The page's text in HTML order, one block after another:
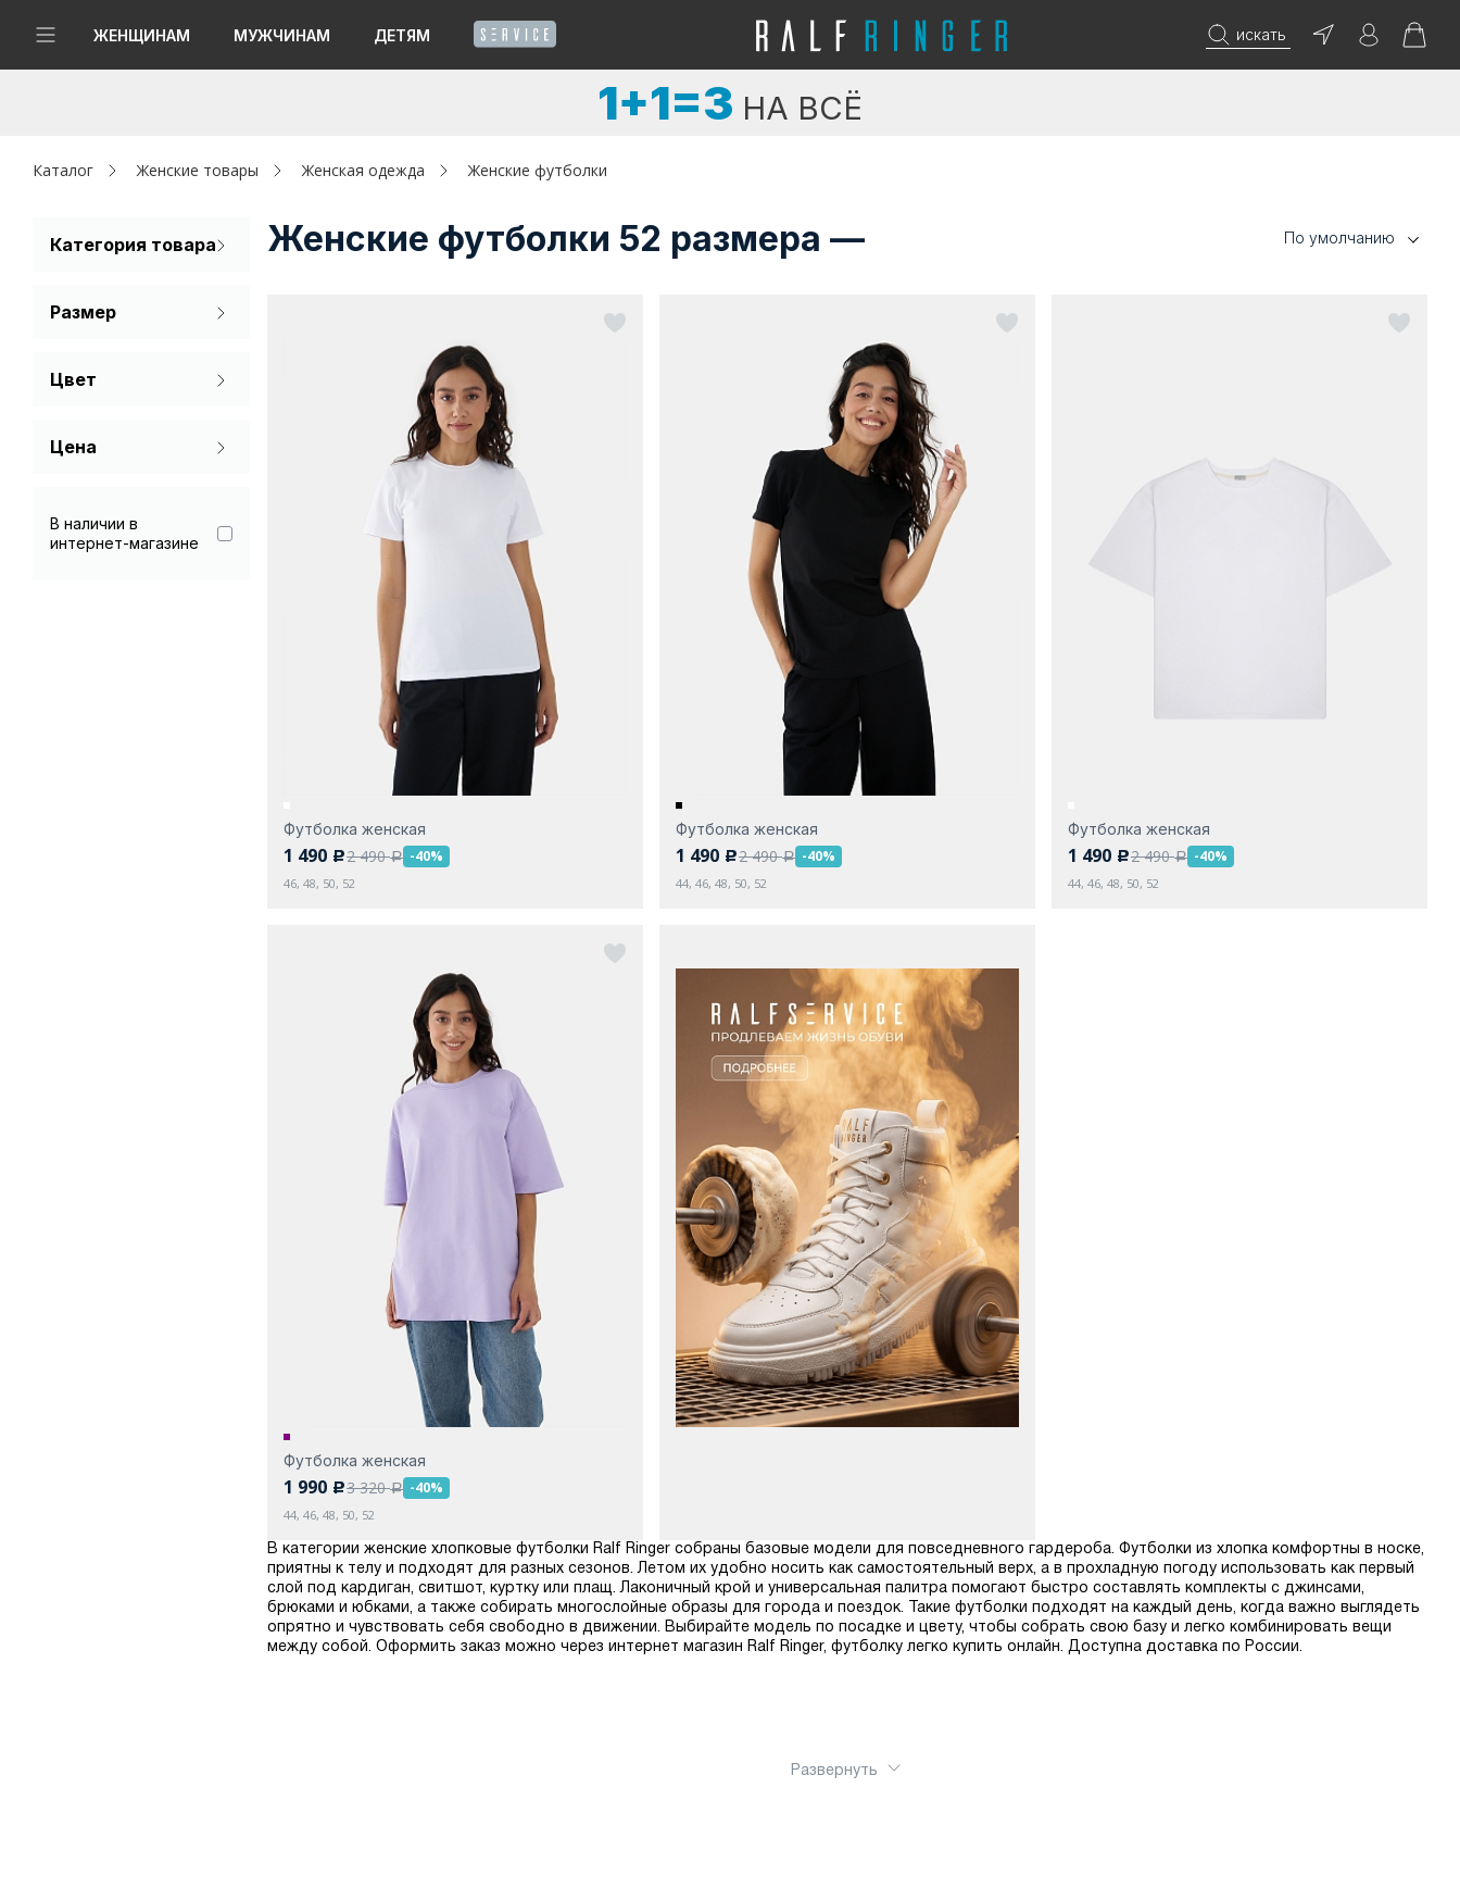
ЖЕНЩИНАМ МУЖЧИНАМ ДЕТЯМ искать
Женщинам
Капсула
Аутлет
1+1=3 НА ВСЁ
Каталог Женские товары Женская одежда Женские футболки
Категория товара
Размер
50
Цвет
Цена
В наличии в
интернет-магазине
Женские футболки 52 размера — По умолчанию
Футболка женская
1 490 c2 490a -40%
46, 48, 50, 52
Футболка женская
1 490 c2 490a -40%
44, 46, 48, 50, 52
Футболка женская
1 490 c2 490a -40%
44, 46, 48, 50, 52
Футболка женская
1 990 c3 320a -40%
44, 46, 48, 50, 52
В категории женские хлопковые футболки Ralf Ringer собраны базовые модели для повседневного гардероба. Футболки из хлопка комфортны в носке,
приятны к телу и подходят для разных сезонов. Летом их удобно носить как самостоятельный верх, а в прохладную погоду использовать как первый
слой под кардиган, свитшот, куртку или плащ. Лаконичный крой и универсальная палитра помогают быстро составлять комплекты с джинсами,
брюками и юбками, а также собирать многослойные образы для города и поездок. Такие футболки подходят на каждый день, когда важно выглядеть
опрятно и чувствовать себя свободно в движении. Выбирайте модель по посадке и цвету, чтобы собрать свою базу и легко комбинировать вещи
между собой. Оформить заказ можно через интернет магазин Ralf Ringer, футболку легко купить онлайн. Доступна доставка по России.
Развернуть